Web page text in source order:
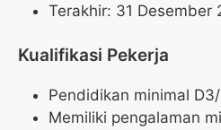
Terakhir: 31 Desember
Kualifikasi Pekerja
Pendidikan minimal
Memiliki pengalaman